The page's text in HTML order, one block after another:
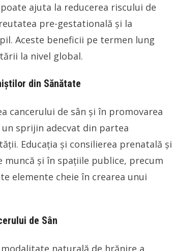
ajuta la reducerea riscului de
pre-gestatională și la
Aceste beneficii pe termen lung
la nivel global.
din Sănătate
cancerului de sân și în promovarea
sprijin adecvat din partea
Educația și consilierea prenatală și
și în spațiile publice, precum
elemente cheie în crearea unui
de Sân
naturală de hrănire a